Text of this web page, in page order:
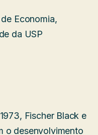
Economia,
da USP
Fischer Black e
o desenvolvimento